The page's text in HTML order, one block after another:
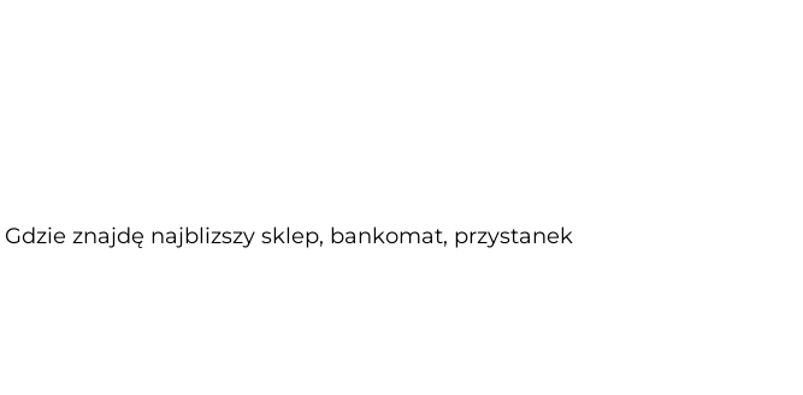
znajdę najblizszy sklep, bankomat, przystanek